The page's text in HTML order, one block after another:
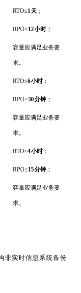
RTO≤1天 ；
RPO≤12小时；
容量应满足业务要
求。
RTO≤6小时；
RPO≤30分钟 ；
容量应满足业务要
求。
RTO≤4小时；
RPO≤15分钟 ；
容量应满足业务要
求。
非实时信息系统备份